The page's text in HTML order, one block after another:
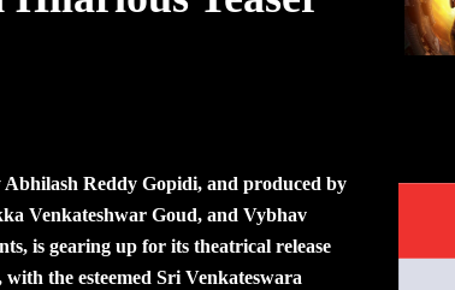
Reddy Gopidi, and produced by
Venkateshwar Goud, and Vybhav
is gearing up for its theatrical release
the esteemed Sri Venkateswara